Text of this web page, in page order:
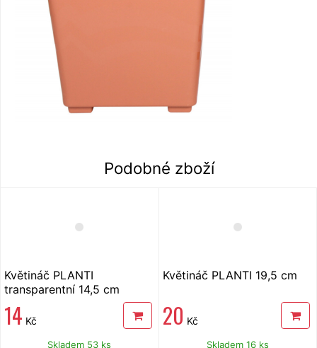
Podobné zboží
Květináč PLANTI
transparentní 14,5 cm
14 Kč
Skladem 53 ks
Květináč PLANTI 19,5 cm
20 Kč
Skladem 16 ks